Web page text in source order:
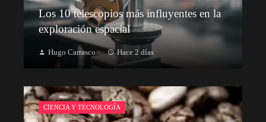
Los 10 telescopios más influyentes en la
exploración espacial
Hugo Carrasco Hace 2 días
CIENCIA Y TECNOLOGÍA